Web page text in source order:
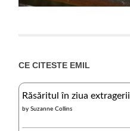
CE CITESTE EMIL
Răsăritul în ziua extragerii
bySuzanne Collins